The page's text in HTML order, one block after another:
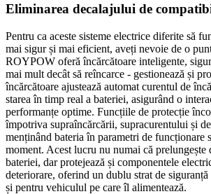
Eliminarea decalajului de
Pentru ca aceste sisteme electrice diferite să
mai sigur și mai eficient, aveți nevoie de o
ROYPOW oferă încărcătoare inteligente,
mai mult decât să reîncarce - gestionează și
încărcătoare ajustează automat curentul de
starea în timp real a bateriei, asigurând o
performanțe optime. Funcțiile de protecție
împotriva supraîncărcării, supracurentului și
menținând bateria în parametri de funcționare
moment. Acest lucru nu numai că prelungește
bateriei, dar protejează și componentele
deteriorare, oferind un dublu strat de siguranță
și pentru vehiculul pe care îl alimentează.